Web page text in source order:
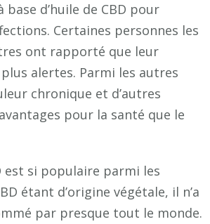
d’huile de CBD pour
Certaines personnes les
ont rapporté que leur
alertes. Parmi les autres
chronique et d’autres
pour la santé que le
est si populaire parmi les
étant d’origine végétale, il n’a
par presque tout le monde.